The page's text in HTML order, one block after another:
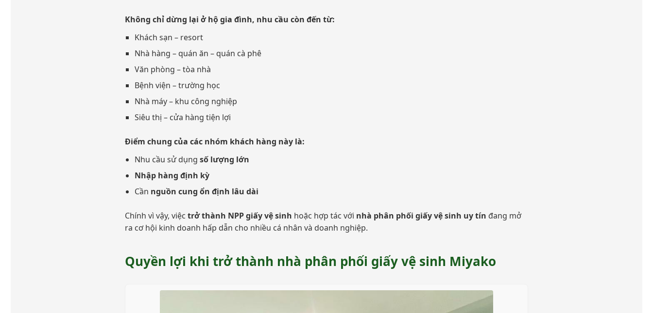
Không chỉ dừng lại ở hộ gia đình, nhu cầu còn đến từ:
Khách sạn – resort
Nhà hàng – quán ăn – quán cà phê
Văn phòng – tòa nhà
Bệnh viện – trường học
Nhà máy – khu công nghiệp
Siêu thị – cửa hàng tiện lợi
Điểm chung của các nhóm khách hàng này là:
Nhu cầu sử dụng số lượng lớn
Nhập hàng định kỳ
Cần nguồn cung ổn định lâu dài
Chính vì vậy, việc trở thành NPP giấy vệ sinh hoặc hợp tác với nhà phân phối giấy vệ sinh uy tín đang mở
ra cơ hội kinh doanh hấp dẫn cho nhiều cá nhân và doanh nghiệp.
Quyền lợi khi trở thành nhà phân phối giấy vệ sinh Miyako